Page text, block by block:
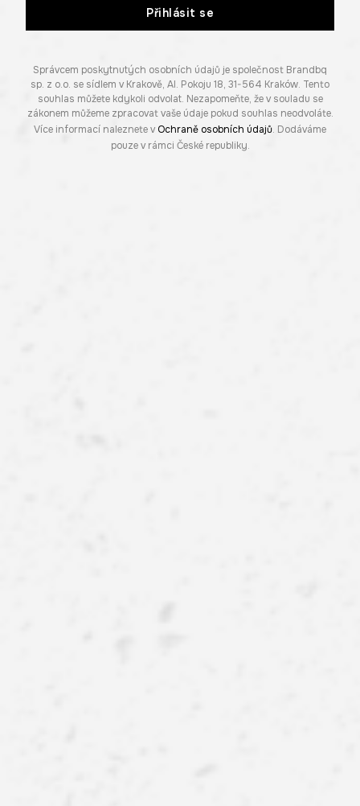
Přihlásit se
Správcem poskytnutých osobních údajů je společnost Brandbq
sp. z o.o. se sídlem v Krakově, Al. Pokoju 18, 31-564 Kraków. Tento
souhlas můžete kdykoli odvolat. Nezapomeňte, že v souladu se
zákonem můžeme zpracovat vaše údaje pokud souhlas neodvoláte.
Více informací naleznete v Ochraně osobních údajů. Dodáváme
pouze v rámci České republiky.